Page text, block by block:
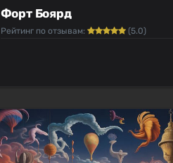
Форт Боярд
Рейтинг по отзывам: (5.0)